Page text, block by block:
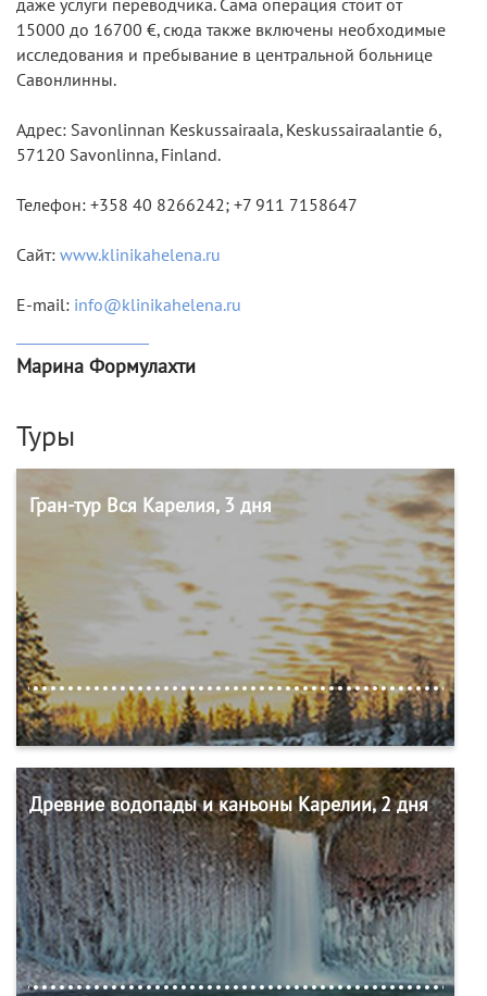
даже услуги переводчика. Сама операция стоит от
15000 до 16700 €, сюда также включены необходимые
исследования и пребывание в центральной больнице
Савонлинны.
Адрес: Savonlinnan Keskussairaala, Keskussairaalantie 6,
57120 Savonlinna, Finland.
Телефон: +358 40 8266242; +7 911 7158647
Сайт: www.klinikahelena.ru
E-mail: info@klinikahelena.ru
Марина Формулахти
Туры
Гран-тур Вся Карелия, 3 дня
Древние водопады и каньоны Карелии, 2 дня